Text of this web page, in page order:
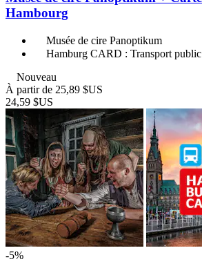
Hambourg
Musée de cire Panoptikum
Hamburg CARD : Transport
Nouveau
À partir de 25,89 $US
24,59 $US
-5%